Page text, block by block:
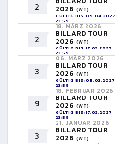
2 2026 (WT)
GÜLTIG BIS: 09.04.2027
23:59
2
18. MÄRZ 2026
BILLARD TOUR
2026 (WT)
GÜLTIG BIS: 17.03.2027
23:59
3
06. MÄRZ 2026
BILLARD TOUR
2026 (WT)
GÜLTIG BIS: 05.03.2027
23:59
9
18. FEBRUAR 2026
BILLARD TOUR
2026 (WT)
GÜLTIG BIS: 17.02.2027
23:59
3
21. JANUAR 2026
BILLARD TOUR
2026 (WT)